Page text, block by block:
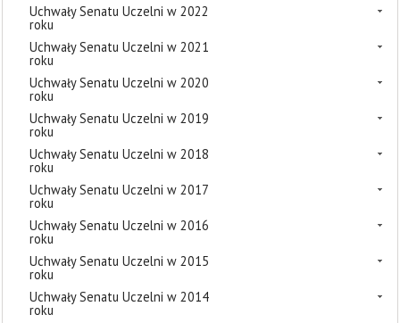
Uchwały Senatu Uczelni w 2022
roku
Uchwały Senatu Uczelni w 2021
roku
Uchwały Senatu Uczelni w 2020
roku
Uchwały Senatu Uczelni w 2019
roku
Uchwały Senatu Uczelni w 2018
roku
Uchwały Senatu Uczelni w 2017
roku
Uchwały Senatu Uczelni w 2016
roku
Uchwały Senatu Uczelni w 2015
roku
Uchwały Senatu Uczelni w 2014
roku